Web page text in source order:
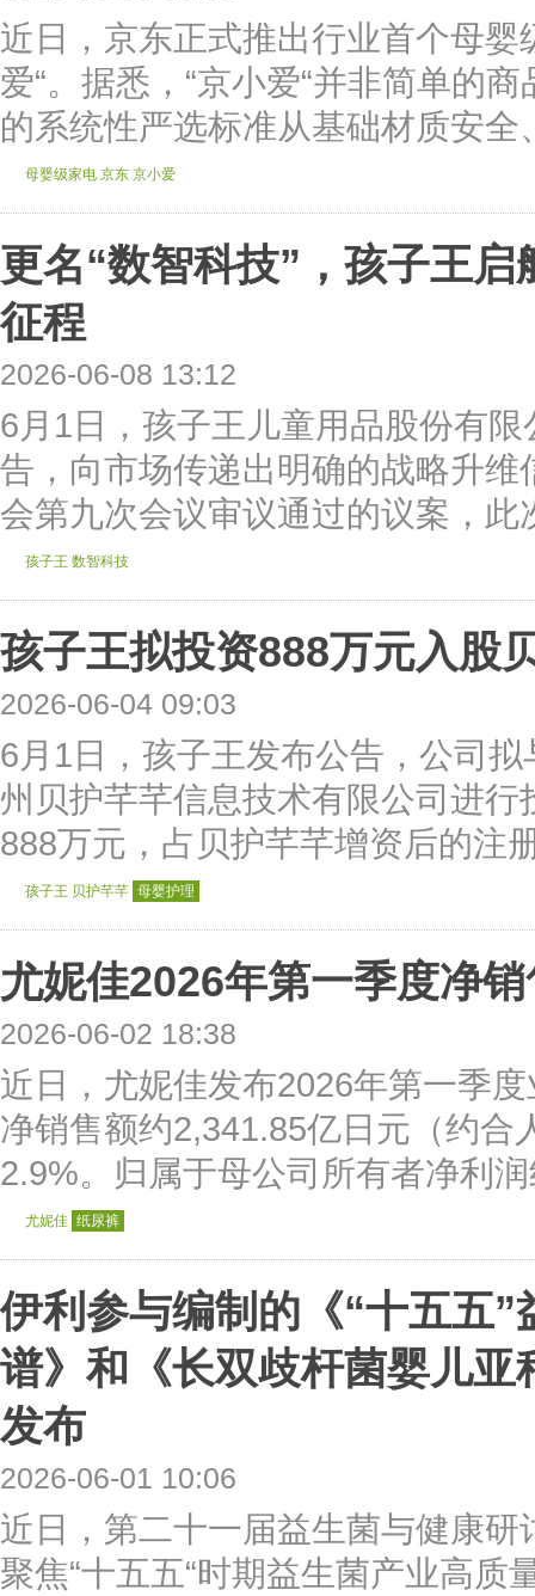
近日，京东正式推出行业首个母
爱“。据悉，“京小爱“并非简单的
的系统性严选标准从基础材质安全
母婴级家电 京东 京小爱
更名“数智科技”，孩子王
征程
2026-06-08 13:12
6月1日，孩子王儿童用品股份有
告，向市场传递出明确的战略升
会第九次会议审议通过的议案，
孩子王 数智科技
孩子王拟投资888万元入股
2026-06-04 09:03
6月1日，孩子王发布公告，公司
州贝护芊芊信息技术有限公司进
888万元，占贝护芊芊增资后的注
孩子王 贝护芊芊 母婴护理
尤妮佳2026年第一季度净
2026-06-02 18:38
近日，尤妮佳发布2026年第一季
净销售额约2,341.85亿日元（约合
2.9%。归属于母公司所有者净利
尤妮佳 纸尿裤
伊利参与编制的《“十五五
谱》和《长双歧杆菌婴儿
发布
2026-06-01 10:06
近日，第二十一届益生菌与健康
聚焦“十五五“时期益生菌产业高质